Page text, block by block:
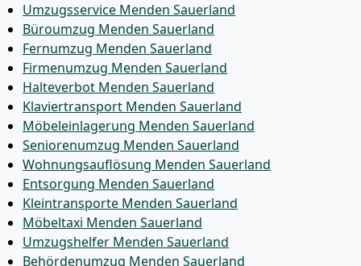
Umzugsservice Menden Sauerland
Büroumzug Menden Sauerland
Fernumzug Menden Sauerland
Firmenumzug Menden Sauerland
Halteverbot Menden Sauerland
Klaviertransport Menden Sauerland
Möbeleinlagerung Menden Sauerland
Seniorenumzug Menden Sauerland
Wohnungsauflösung Menden Sauerland
Entsorgung Menden Sauerland
Kleintransporte Menden Sauerland
Möbeltaxi Menden Sauerland
Umzugshelfer Menden Sauerland
Behördenumzug Menden Sauerland